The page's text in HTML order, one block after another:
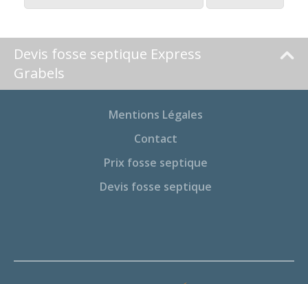
Devis fosse septique Express
Grabels
Mentions Légales
Contact
Prix fosse septique
Devis fosse septique